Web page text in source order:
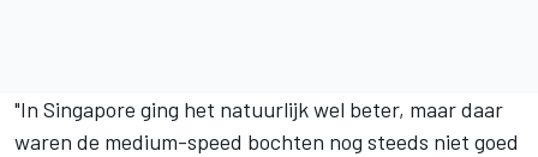
"In Singapore ging het natuurlijk wel beter, maar daar
waren de medium-speed bochten nog steeds niet goed